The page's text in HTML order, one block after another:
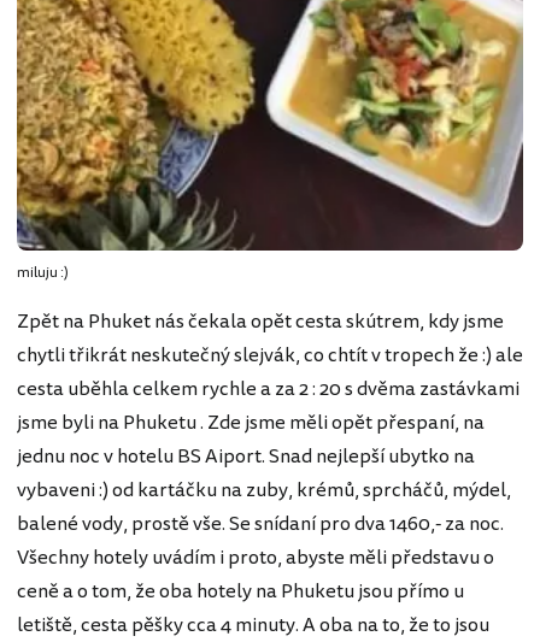
miluju :)
Zpět na Phuket nás čekala opět cesta skútrem, kdy jsme
chytli třikrát neskutečný slejvák, co chtít v tropech že :) ale
cesta uběhla celkem rychle a za 2 : 20 s dvěma zastávkami
jsme byli na Phuketu . Zde jsme měli opět přespaní, na
jednu noc v hotelu BS Aiport. Snad nejlepší ubytko na
vybaveni :) od kartáčku na zuby, krémů, sprcháčů, mýdel,
balené vody, prostě vše. Se snídaní pro dva 1460,- za noc.
Všechny hotely uvádím i proto, abyste měli představu o
ceně a o tom, že oba hotely na Phuketu jsou přímo u
letiště, cesta pěšky cca 4 minuty. A oba na to, že to jsou